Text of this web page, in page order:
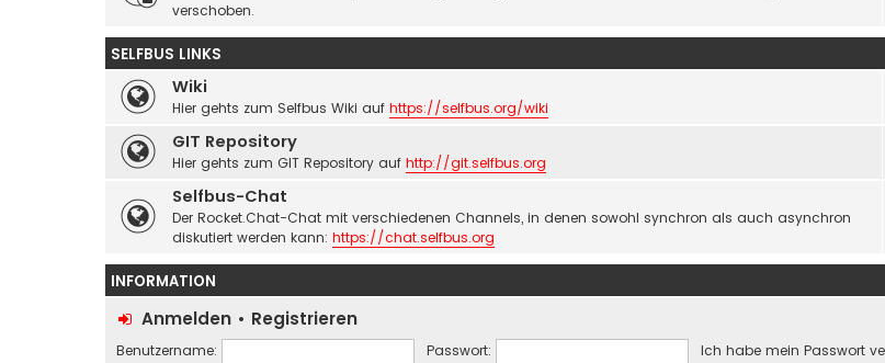
verschoben.
SELFBUS LINKS
Wiki
Hier gehts zum Selfbus Wiki auf https://selfbus.org/wiki
GIT Repository
Hier gehts zum GIT Repository auf http://git.selfbus.org
Selfbus-Chat
Der Rocket.Chat-Chat mit verschiedenen Channels, in denen sowohl synchron als auch asynchron
diskutiert werden kann: https://chat.selfbus.org
INFORMATION
Anmelden • Registrieren
Benutzername: Passwort: Ich habe mein Passwort